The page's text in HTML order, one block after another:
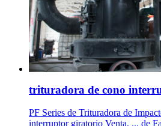
trituradora de cono
PF Series de Trituradora de
interruptor giratorio Venta. ... de